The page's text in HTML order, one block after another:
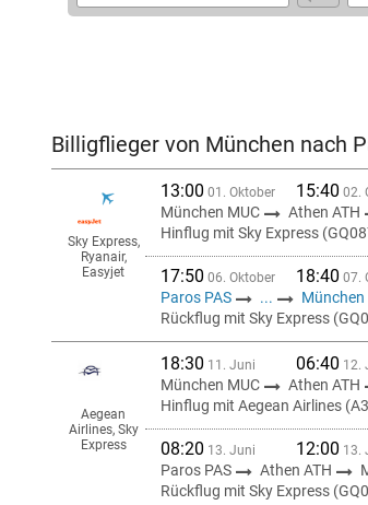
Billigflieger von München nach
13:00 01. Oktober 15:40 02.
München MUC Athen ATH
Hinflug mit Sky Express
17:50 06. Oktober 18:40 07.
Paros PAS ...
München
Rückflug mit Sky Express
Sky Express,
Ryanair,
Easyjet
18:30 11. Juni 06:40 12.
München MUC Athen ATH
Hinflug mit Aegean Airlines
08:20 13. Juni 12:00 13.
Paros PAS Athen ATH
Rückflug mit Sky Express
Aegean
Airlines, Sky
Express